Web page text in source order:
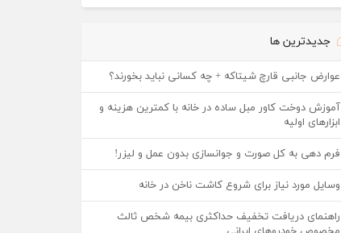
جدیدترین ها
عوارض جانبی قارچ شیتاکه + چه کسانی نباید بخورند؟
آموزش دوخت کاور مبل ساده در خانه با کمترین هزینه و
ابزارهای اولیه
فرم دهی به کل صورت و جوانسازی بدون عمل و لیزر!
وسایل مورد نیاز برای شروع کاشت ناخن در خانه
راهنمای دریافت تخفیف حداکثری بیمه شخص ثالث